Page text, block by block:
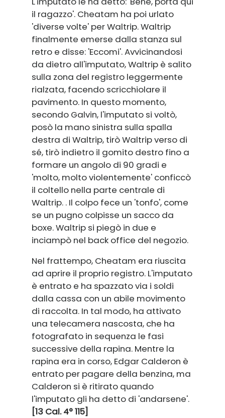
il ragazzo'. Cheatam ha poi urlato
'diverse volte' per Waltrip. Waltrip
finalmente emerse dalla stanza sul
retro e disse: 'Eccomi'. Avvicinandosi
da dietro all'imputato, Waltrip è salito
sulla zona del registro leggermente
rialzata, facendo scricchiolare il
pavimento. In questo momento,
secondo Galvin, l'imputato si voltò,
posò la mano sinistra sulla spalla
destra di Waltrip, tirò Waltrip verso di
sé, tirò indietro il gomito destro fino a
formare un angolo di 90 gradi e
'molto, molto violentemente' conficcò
il coltello nella parte centrale di
Waltrip. . Il colpo fece un 'tonfo', come
se un pugno colpisse un sacco da
boxe. Waltrip si piegò in due e
inciampò nel back office del negozio.
Nel frattempo, Cheatam era riuscita
ad aprire il proprio registro. L'imputato
è entrato e ha spazzato via i soldi
dalla cassa con un abile movimento
di raccolta. In tal modo, ha attivato
una telecamera nascosta, che ha
fotografato in sequenza le fasi
successive della rapina. Mentre la
rapina era in corso, Edgar Calderon è
entrato per pagare della benzina, ma
Calderon si è ritirato quando
l'imputato gli ha detto di 'andarsene'.
[13 Cal. 4° 115]